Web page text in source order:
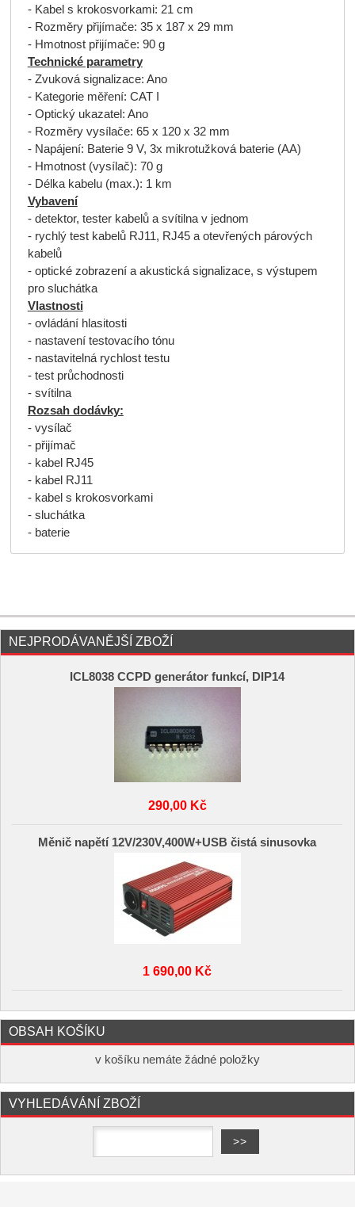
- Kabel s krokosvorkami: 21 cm
- Rozměry přijímače: 35 x 187 x 29 mm
- Hmotnost přijímače: 90 g
Technické parametry
- Zvuková signalizace: Ano
- Kategorie měření: CAT I
- Optický ukazatel: Ano
- Rozměry vysílače: 65 x 120 x 32 mm
- Napájení: Baterie 9 V, 3x mikrotužková baterie (AA)
- Hmotnost (vysílač): 70 g
- Délka kabelu (max.): 1 km
Vybavení
- detektor, tester kabelů a svítilna v jednom
- rychlý test kabelů RJ11, RJ45 a otevřených párových
kabelů
- optické zobrazení a akustická signalizace, s výstupem
pro sluchátka
Vlastnosti
- ovládání hlasitosti
- nastavení testovacího tónu
- nastavitelná rychlost testu
- test průchodnosti
- svítilna
Rozsah dodávky:
- vysílač
- přijímač
- kabel RJ45
- kabel RJ11
- kabel s krokosvorkami
- sluchátka
- baterie
NEJPRODÁVANĚJŠÍ ZBOŽÍ
ICL8038 CCPD generátor funkcí, DIP14
290,00 Kč
Měnič napětí 12V/230V,400W+USB čistá sinusovka
1 690,00 Kč
OBSAH KOŠÍKU
v košíku nemáte žádné položky
VYHLEDÁVÁNÍ ZBOŽÍ